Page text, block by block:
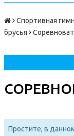
Спортивная
брусья
Простите, в